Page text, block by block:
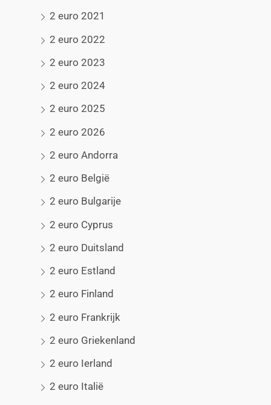
2 euro 2021
2 euro 2022
2 euro 2023
2 euro 2024
2 euro 2025
2 euro 2026
2 euro Andorra
2 euro België
2 euro Bulgarije
2 euro Cyprus
2 euro Duitsland
2 euro Estland
2 euro Finland
2 euro Frankrijk
2 euro Griekenland
2 euro Ierland
2 euro Italië